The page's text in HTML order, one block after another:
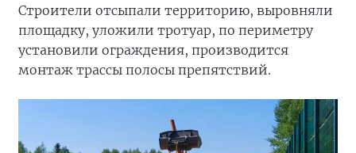
Строители отсыпали территорию, выровняли
площадку, уложили тротуар, по периметру
установили ограждения, производится
монтаж трассы полосы препятствий.